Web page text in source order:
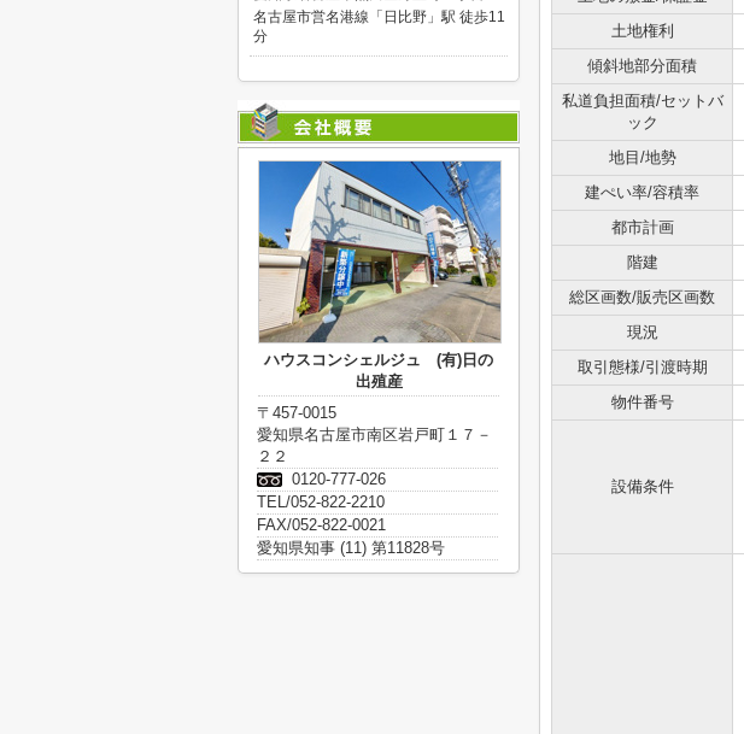
土地権利
傾斜地部分面積
私道負担面積/セットバ
ック
地目/地勢
建ぺい率/容積率
都市計画
階建
総区画数/販売区画数
現況
取引態様/引渡時期
物件番号
設備条件
名古屋市営名港線「日比野」駅 徒歩11
分
ハウスコンシェルジュ (有)日の
出殖産
〒457-0015
愛知県名古屋市南区岩戸町１７－
２２
0120-777-026
TEL/052-822-2210
FAX/052-822-0021
愛知県知事 (11) 第11828号